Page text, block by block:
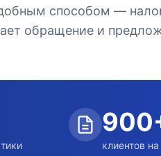
способом —
обращение и
клиентов